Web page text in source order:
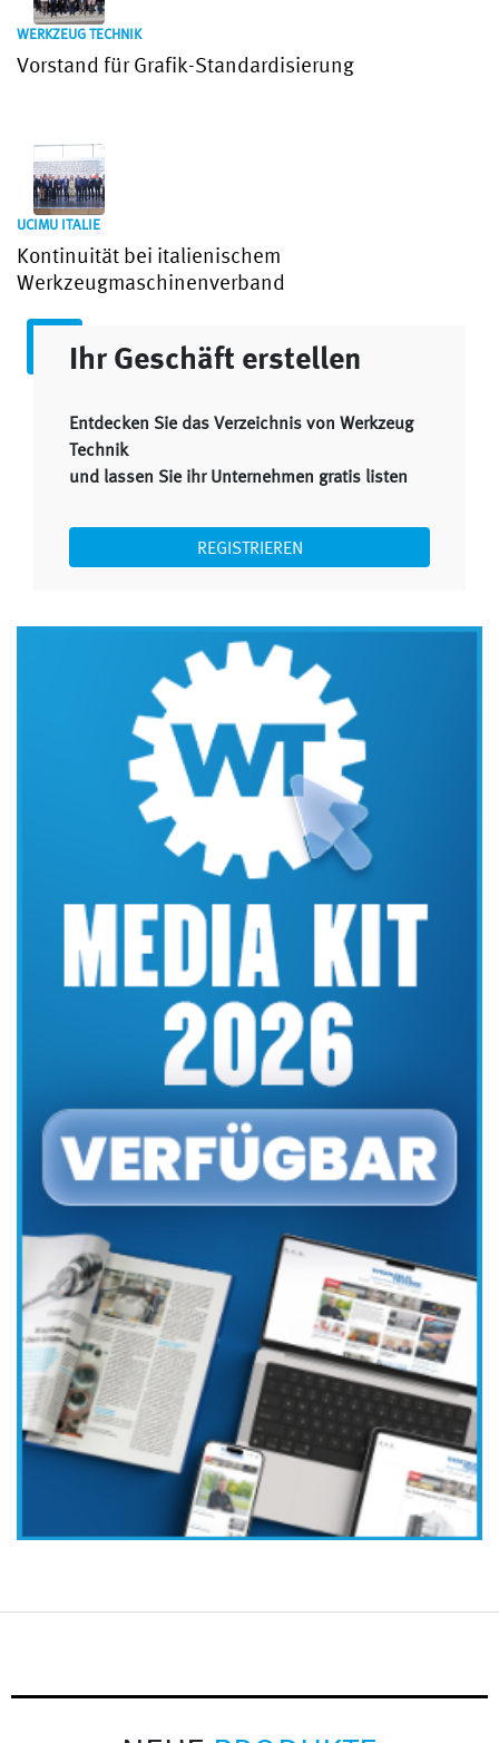
WERKZEUG TECHNIK
Vorstand für Grafik-Standardisierung
UCIMU ITALIE
Kontinuität bei italienischem
Werkzeugmaschinenverband
Ihr Geschäft erstellen
Entdecken Sie das Verzeichnis von Werkzeug
Technik
und lassen Sie ihr Unternehmen gratis listen
REGISTRIEREN